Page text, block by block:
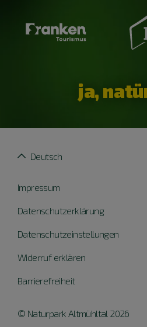
ja,
Impressum
Datenschutzerklärung
Datenschutzeinstellungen
Widerruf erklären
Barrierefreiheit
Deutsch
© Naturpark Altmühltal 2026